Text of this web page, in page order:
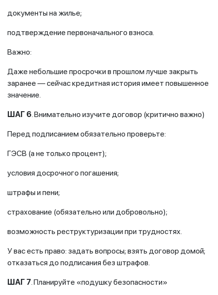
документы на жилье;
подтверждение первоначального взноса.
Важно:
Даже небольшие просрочки в прошлом лучше закрыть
заранее — сейчас кредитная история имеет повышенное
значение.
ШАГ 6 . Внимательно изучите договор (критично важно)
Перед подписанием обязательно проверьте:
ГЭСВ (а не только процент);
условия досрочного погашения;
штрафы и пени;
страхование (обязательно или добровольно);
возможность реструктуризации при трудностях.
У вас есть право: задать вопросы; взять договор домой;
отказаться до подписания без штрафов.
ШАГ 7 . Планируйте «подушку безопасности»